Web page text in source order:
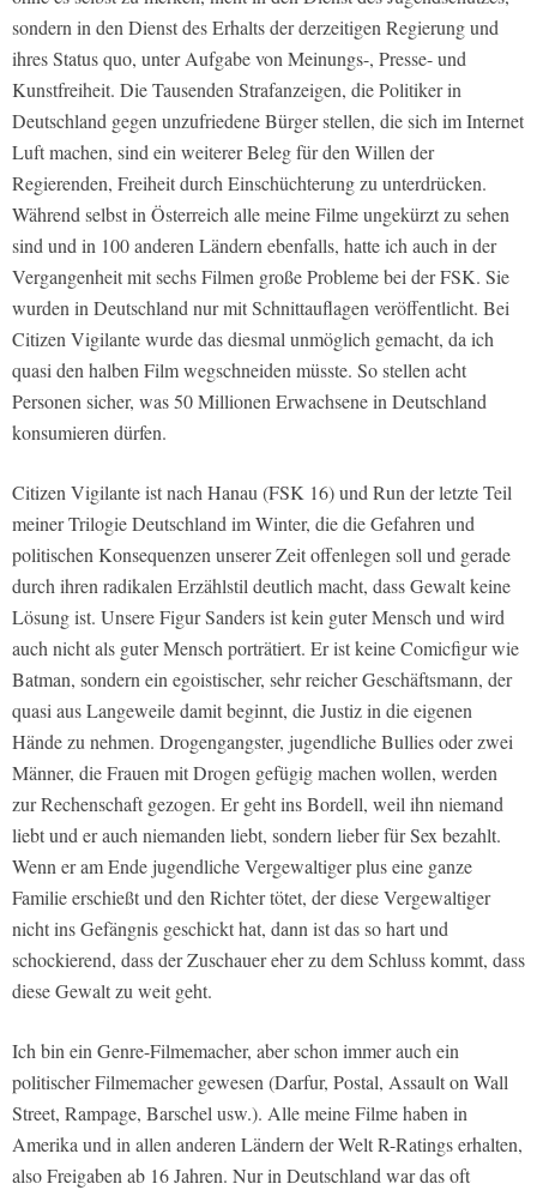
sondern in den Dienst des Erhalts der derzeitigen Regierung und
ihres Status quo, unter Aufgabe von Meinungs-, Presse- und
Kunstfreiheit. Die Tausenden Strafanzeigen, die Politiker in
Deutschland gegen unzufriedene Bürger stellen, die sich im Internet
Luft machen, sind ein weiterer Beleg für den Willen der
Regierenden, Freiheit durch Einschüchterung zu unterdrücken.
Während selbst in Österreich alle meine Filme ungekürzt zu sehen
sind und in 100 anderen Ländern ebenfalls, hatte ich auch in der
Vergangenheit mit sechs Filmen große Probleme bei der FSK. Sie
wurden in Deutschland nur mit Schnittauflagen veröffentlicht. Bei
Citizen Vigilante wurde das diesmal unmöglich gemacht, da ich
quasi den halben Film wegschneiden müsste. So stellen acht
Personen sicher, was 50 Millionen Erwachsene in Deutschland
konsumieren dürfen.
Citizen Vigilante ist nach Hanau (FSK 16) und Run der letzte Teil
meiner Trilogie Deutschland im Winter, die die Gefahren und
politischen Konsequenzen unserer Zeit offenlegen soll und gerade
durch ihren radikalen Erzählstil deutlich macht, dass Gewalt keine
Lösung ist. Unsere Figur Sanders ist kein guter Mensch und wird
auch nicht als guter Mensch porträtiert. Er ist keine Comicfigur wie
Batman, sondern ein egoistischer, sehr reicher Geschäftsmann, der
quasi aus Langeweile damit beginnt, die Justiz in die eigenen
Hände zu nehmen. Drogengangster, jugendliche Bullies oder zwei
Männer, die Frauen mit Drogen gefügig machen wollen, werden
zur Rechenschaft gezogen. Er geht ins Bordell, weil ihn niemand
liebt und er auch niemanden liebt, sondern lieber für Sex bezahlt.
Wenn er am Ende jugendliche Vergewaltiger plus eine ganze
Familie erschießt und den Richter tötet, der diese Vergewaltiger
nicht ins Gefängnis geschickt hat, dann ist das so hart und
schockierend, dass der Zuschauer eher zu dem Schluss kommt, dass
diese Gewalt zu weit geht.
Ich bin ein Genre-Filmemacher, aber schon immer auch ein
politischer Filmemacher gewesen (Darfur, Postal, Assault on Wall
Street, Rampage, Barschel usw.). Alle meine Filme haben in
Amerika und in allen anderen Ländern der Welt R-Ratings erhalten,
also Freigaben ab 16 Jahren. Nur in Deutschland war das oft